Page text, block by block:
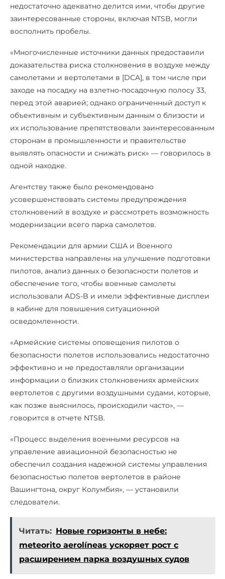
недостаточно адекватно делится ими, чтобы другие
заинтересованные стороны, включая NTSB, могли
восполнить пробелы.
«Многочисленные источники данных предоставили
доказательства риска столкновения в воздухе между
самолетами и вертолетами в [DCA], в том числе при
заходе на посадку на взлетно-посадочную полосу 33,
перед этой аварией; однако ограниченный доступ к
объективным и субъективным данным о близости и
их использование препятствовали заинтересованным
сторонам в промышленности и правительстве
выявлять опасности и снижать риск» — говорилось в
одной находке.
Агентству также было рекомендовано
усовершенствовать системы предупреждения
столкновений в воздухе и рассмотреть возможность
модернизации всего парка самолетов.
Рекомендации для армии США и Военного
министерства направлены на улучшение подготовки
пилотов, анализ данных о безопасности полетов и
обеспечение того, чтобы военные самолеты
использовали ADS-B и имели эффективные дисплеи
в кабине для повышения ситуационной
осведомленности.
«Армейские системы оповещения пилотов о
безопасности полетов использовались недостаточно
эффективно и не предоставляли организации
информации о близких столкновениях армейских
вертолетов с другими воздушными судами, которые,
как позже выяснилось, происходили часто», —
говорится в отчете NTSB.
«Процесс выделения военными ресурсов на
управление авиационной безопасностью не
обеспечил создания надежной системы управления
безопасностью полетов вертолетов в районе
Вашингтона, округ Колумбия», — установили
следователи.
Читать: Новые горизонты в небе:
meteorito aerolíneas ускоряет рост с
расширением парка воздушных судов